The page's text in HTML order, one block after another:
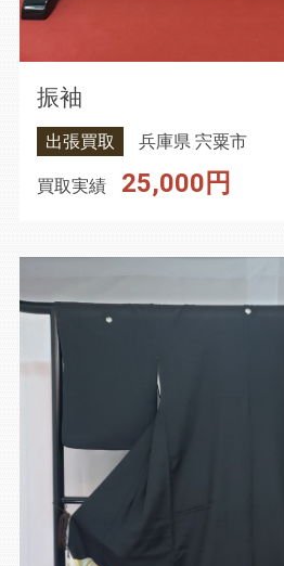
振袖
出張買取 兵庫県 宍粟市
買取実績 25,000円